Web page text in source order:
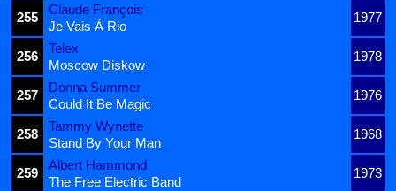
255
Claude François
1977
Je Vais À Rio
256
Telex
1978
Moscow Diskow
257
Donna Summer
1976
Could It Be Magic
258
Tammy Wynette
1968
Stand By Your Man
259
Albert Hammond
1973
The Free Electric Band